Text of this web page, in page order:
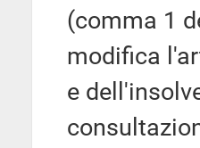
(comma 1
modifica
e